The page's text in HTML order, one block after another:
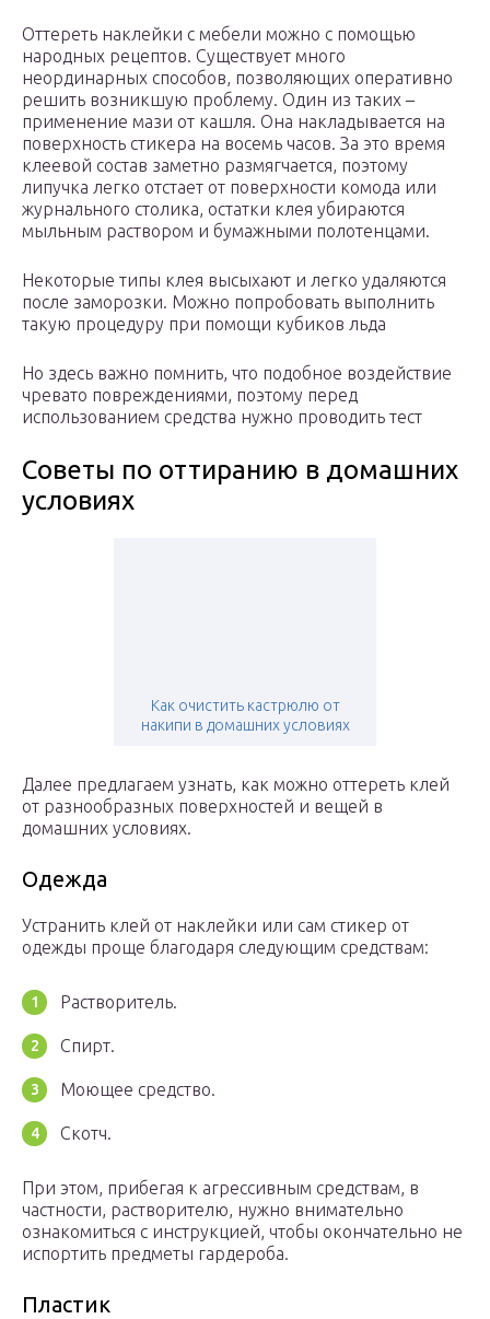
Оттереть наклейки с мебели можно с помощью
народных рецептов. Существует много
неординарных способов, позволяющих оперативно
решить возникшую проблему. Один из таких –
применение мази от кашля. Она накладывается на
поверхность стикера на восемь часов. За это время
клеевой состав заметно размягчается, поэтому
липучка легко отстает от поверхности комода или
журнального столика, остатки клея убираются
мыльным раствором и бумажными полотенцами.
Некоторые типы клея высыхают и легко удаляются
после заморозки. Можно попробовать выполнить
такую процедуру при помощи кубиков льда
Но здесь важно помнить, что подобное воздействие
чревато повреждениями, поэтому перед
использованием средства нужно проводить тест
Советы по оттиранию в домашних
условиях
Как очистить кастрюлю от
накипи в домашних условиях
Далее предлагаем узнать, как можно оттереть клей
от разнообразных поверхностей и вещей в
домашних условиях.
Одежда
Устранить клей от наклейки или сам стикер от
одежды проще благодаря следующим средствам:
Растворитель.
Спирт.
Моющее средство.
Скотч.
При этом, прибегая к агрессивным средствам, в
частности, растворителю, нужно внимательно
ознакомиться с инструкцией, чтобы окончательно не
испортить предметы гардероба.
Пластик